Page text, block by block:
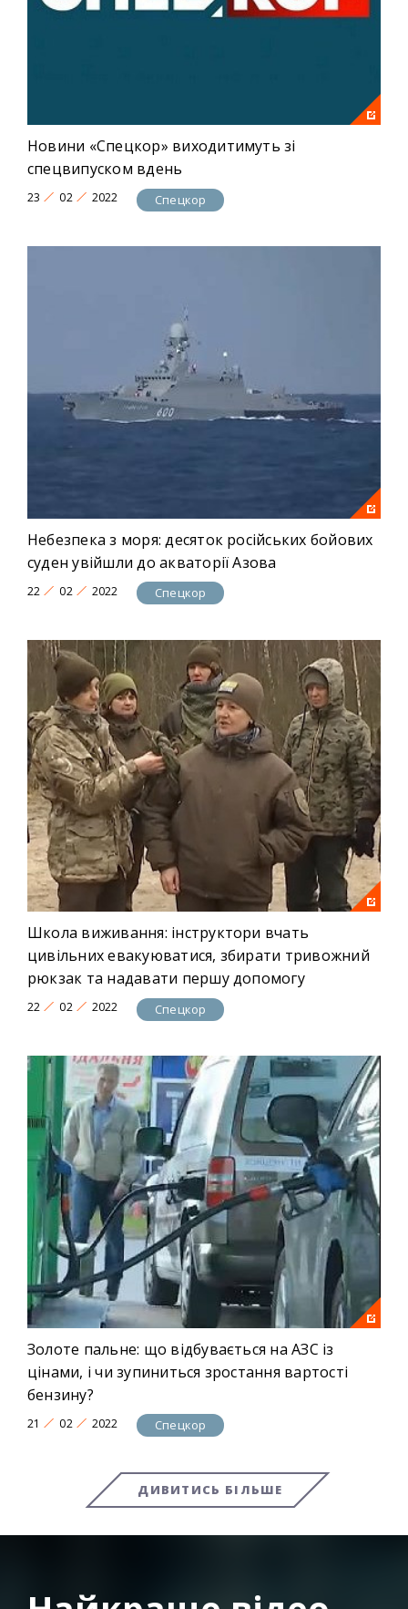
Новини «Спецкор» виходитимуть зі
спецвипуском вдень
23 02 2022 Спецкор
Небезпека з моря: десяток російських бойових
суден увійшли до акваторії Азова
22 02 2022 Спецкор
Школа виживання: інструктори вчать
цивільних евакуюватися, збирати тривожний
рюкзак та надавати першу допомогу
22 02 2022 Спецкор
Золоте пальне: що відбувається на АЗС із
цінами, і чи зупиниться зростання вартості
бензину?
21 02 2022 Спецкор
ДИВИТИСЬ БІЛЬШЕ